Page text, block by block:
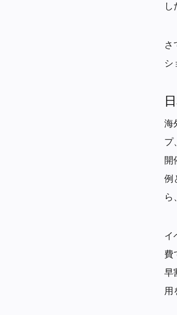
し
さ
シ
海
プ
開
例
ら
イ
費
早
用